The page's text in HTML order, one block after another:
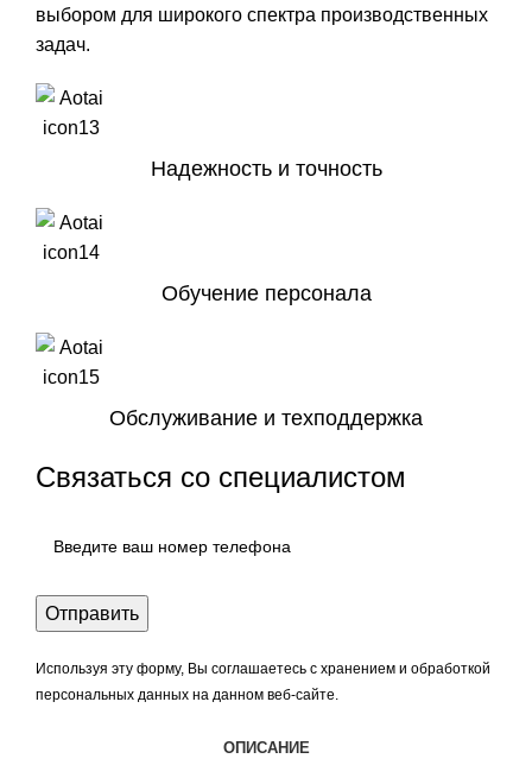
выбором для широкого спектра производственных
задач.
Надежность и точность
Обучение персонала
Обслуживание и техподдержка
Связаться со специалистом
Используя эту форму, Вы соглашаетесь с хранением и обработкой
персональных данных на данном веб-сайте.
ОПИСАНИЕ